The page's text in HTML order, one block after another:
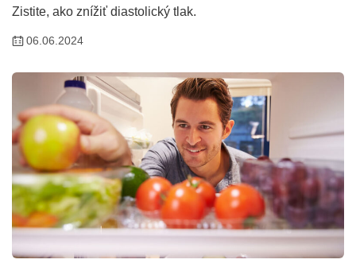
Zistite, ako znížiť diastolický tlak.
06.06.2024